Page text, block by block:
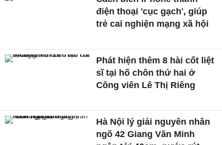
điện thoại 'cục gạch', giúp
trẻ cai nghiện mạng xã hội
Phát hiện thêm 8 hài cốt liệt
sĩ tại hố chôn thứ hai ở
Công viên Lê Thị Riêng
Hà Nội lý giải nguyên nhân
ngõ 42 Giang Văn Minh